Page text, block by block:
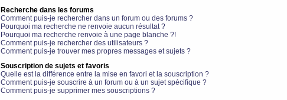
Recherche dans les forums
Comment puis-je rechercher dans un forum ou des forums ?
Pourquoi ma recherche ne renvoie aucun résultat ?
Pourquoi ma recherche renvoie à une page blanche ?!
Comment puis-je rechercher des utilisateurs ?
Comment puis-je trouver mes propres messages et sujets ?
Souscription de sujets et favoris
Quelle est la différence entre la mise en favori et la souscription ?
Comment puis-je souscrire à un forum ou à un sujet spécifique ?
Comment puis-je supprimer mes souscriptions ?